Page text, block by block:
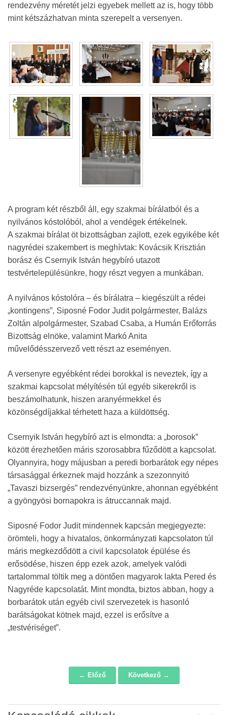
rendezvény méretét jelzi egyebek mellett az is, hogy több
mint kétszázhatvan minta szerepelt a versenyen.
A program két részből áll, egy szakmai bírálatból és a
nyilvános kóstolóból, ahol a vendégek értékelnek.
A szakmai bírálat öt bizottságban zajlott, ezek egyikébe két
nagyrédei szakembert is meghívtak: Kovácsik Krisztián
borász és Csernyik István hegybíró utazott
testvértelepülésünkre, hogy részt vegyen a munkában.
A nyilvános kóstolóra – és bírálatra – kiegészült a rédei
„kontingens”, Siposné Fodor Judit polgármester, Balázs
Zoltán alpolgármester, Szabad Csaba, a Humán Erőforrás
Bizottság elnöke, valamint Markó Anita
művelődésszervező vett részt az eseményen.
A versenyre egyébként rédei borokkal is neveztek, így a
szakmai kapcsolat mélyítésén túl egyéb sikerekről is
beszámolhatunk, hiszen aranyérmekkel és
közönségdíjakkal térhetett haza a küldöttség.
Csernyik István hegybíró azt is elmondta: a „borosok”
között érezhetően máris szorosabbra fűződött a kapcsolat.
Olyannyira, hogy májusban a peredi borbarátok egy népes
társasággal érkeznek majd hozzánk a szezonnyitó
„Tavaszi bizsergés” rendezvényünkre, ahonnan egyébként
a gyöngyösi bornapokra is átruccannak majd.
Siposné Fodor Judit mindennek kapcsán megjegyezte:
örömteli, hogy a hivatalos, önkormányzati kapcsolaton túl
máris megkezdődött a civil kapcsolatok épülése és
erősödése, hiszen épp ezek azok, amelyek valódi
tartalommal töltik meg a döntően magyarok lakta Pered és
Nagyréde kapcsolatát. Mint mondta, biztos abban, hogy a
borbarátok után egyéb civil szervezetek is hasonló
barátságokat kötnek majd, ezzel is erősítve a
„testvériséget”.
← Előző Következő →